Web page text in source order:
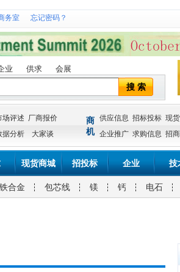
务室 忘记密码？
业 供求 会展
搜 索
场评述 厂商报价
据分析 大家谈
商
机
供应信息 招标投标 现
企业推广 求购信息 招
现货商城 招投标 企业 技
铁合金 包芯线 镁 钙 电石